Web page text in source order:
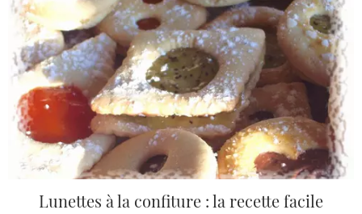
Lunettes à la confiture : la recette facile